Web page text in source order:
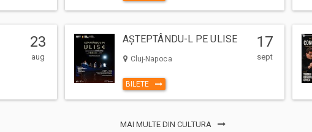
23
aug
AȘTEPTÂNDU-L PE ULISE
Cluj-Napoca
BILETE
17
sept
MAI MULTE DIN CULTURA